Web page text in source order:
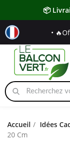
📦
•
Accueil Idées
20 Cm